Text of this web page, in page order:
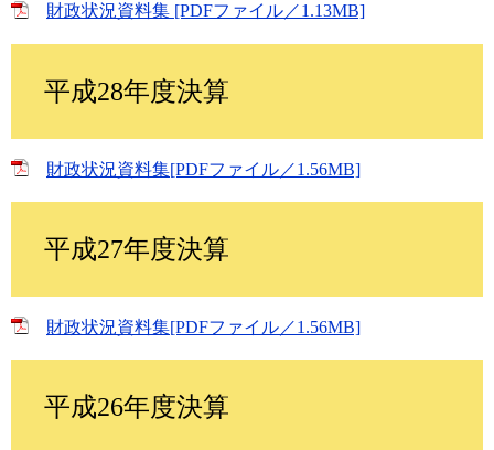
財政状況資料集 [PDFファイル／1.13MB]
平成28年度決算
財政状況資料集[PDFファイル／1.56MB]
平成27年度決算
財政状況資料集[PDFファイル／1.56MB]
平成26年度決算